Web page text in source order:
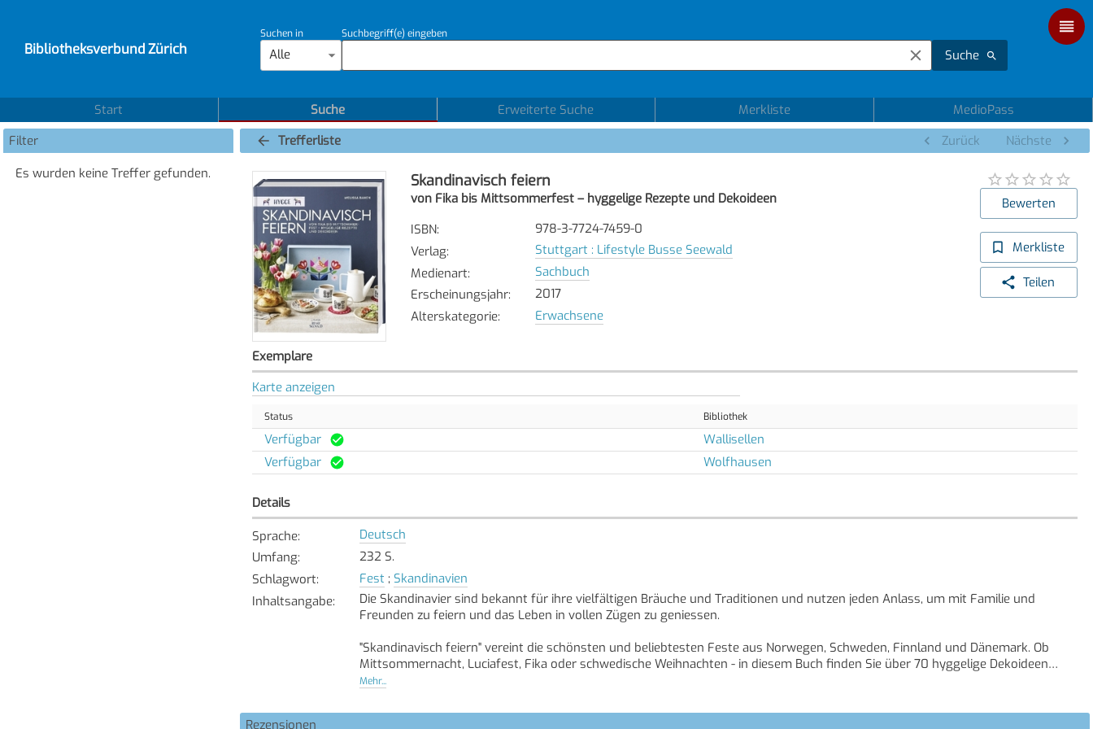
Bibliotheksverbund Zürich
Suchen in
Alle
Suchbegriff(e) eingeben
Suche
Start Suche Erweiterte Suche Merkliste
MedioPass
Filter
Es wurden keine Treffer gefunden.
Trefferliste Zurück Nächste
Skandinavisch feiern
von Fika bis Mittsommerfest – hyggelige Rezepte und Dekoideen
ISBN:
978-3-7724-7459-0
Verlag:
Stuttgart : Lifestyle Busse Seewald
Medienart:
Sachbuch
Erscheinungsjahr:
2017
Alterskategorie: Erwachsene
Bewerten
Merkliste
Teilen
Exemplare
Karte anzeigen
Status Bibliothek
Verfügbar
Wallisellen
Verfügbar
Wolfhausen
Details
Sprache:
Deutsch
Umfang:
232 S.
Schlagwort: Fest ; Skandinavien
Inhaltsangabe:
Die Skandinavier sind bekannt für ihre vielfältigen Bräuche und Traditionen und nutzen jeden Anlass, um mit Familie und
Freunden zu feiern und das Leben in vollen Zügen zu geniessen.
"Skandinavisch feiern" vereint die schönsten und beliebtesten Feste aus Norwegen, Schweden, Finnland und Dänemark. Ob
Mittsommernacht, Luciafest, Fika oder schwedische Weihnachten - in diesem Buch finden Sie über 70 hyggelige Dekoideen
sowie typische Rezepte für süsse und herzhafte Leckereien.
Lassen Sie sich von der skandinavischen Feierlaune anstecken und machen auch Sie jeden Tag zum Festtag!
Mehr...
Rezensionen